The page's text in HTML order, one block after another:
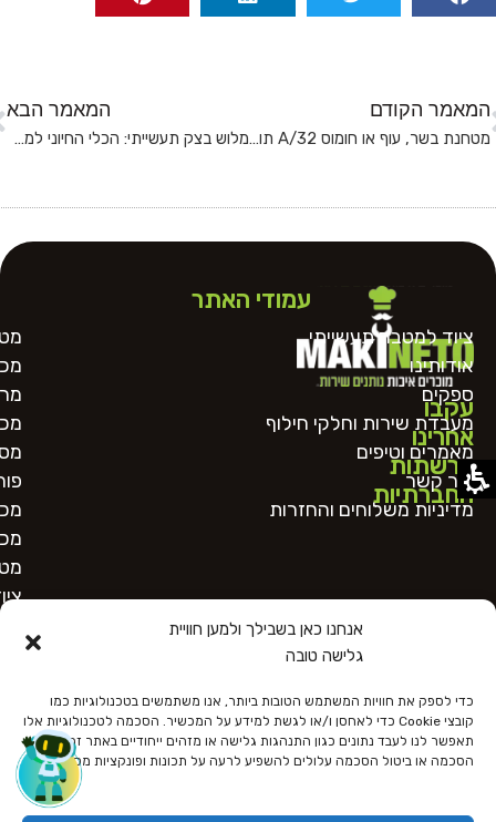
אנחנו כאן בשבילך ולמען חוויית
גלישה טובה
כדי לספק את חוויות המשתמש הטובות ביותר, אנו משתמשים בטכנולוגיות כמו
קובצי Cookie כדי לאחסן ו/או לגשת למידע על המכשיר. הסכמה לטכנולוגיות אלו
תאפשר לנו לעבד נתונים כגון התנהגות גלישה או מזהים ייחודיים באתר זה. אי
הסכמה או ביטול הסכמה עלולים להשפיע לרעה על תכונות ופונקציות מסוימות.
המאמר הקודם
מטחנת בשר, עוף או חומוס A/32 תוצרת MINERVA איטליה
המאמר הבא
מלוש בצק תעשייתי: הכלי החיוני למאפיות ומטבחים מקצועיים
עקבו
אחרינו
ברשתות
החברתיות
עמודי האתר
ציוד למטבח תעשייתי
אודותינו
ספקים
מעבדת שירות וחלקי חילוף
מאמרים וטיפים
צור קשר
מדיניות משלוחים והחזרות
כל הזכויות שמורות
מדיניות פרטיות